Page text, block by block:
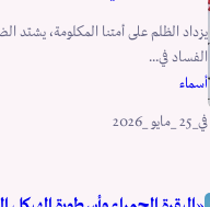
يزداد الظلم على أمتنا المكلومة، يشتد
الفساد في...
أسماء
في_25 _مايو _2026